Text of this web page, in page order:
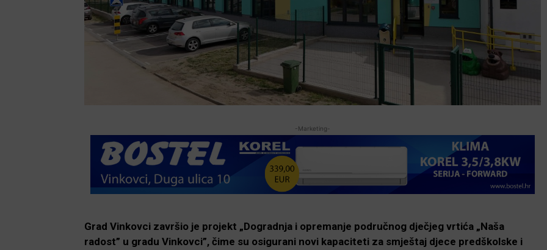
-Marketing-
Grad Vinkovci završio je projekt „Dogradnja i opremanje područnog dječjeg vrtića „Naša
radost” u gradu Vinkovci”, čime su osigurani novi kapaciteti za smještaj djece predškolske i